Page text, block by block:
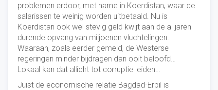
problemen erdoor, met name in Koerdistan, waar de
salarissen te weinig worden uitbetaald. Nu is
Koerdistan ook wel stevig geld kwijt aan de al jaren
durende opvang van miljoenen vluchtelingen.
Waaraan, zoals eerder gemeld, de Westerse
regeringen minder bijdragen dan ooit beloofd…
Lokaal kan dat allicht tot corruptie leiden…
Juist de economische relatie Bagdad-Erbil is